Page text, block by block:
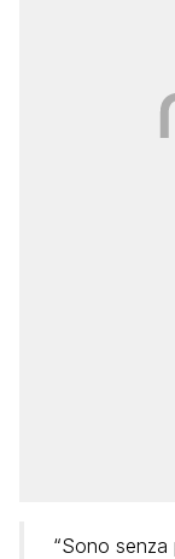
“Sono